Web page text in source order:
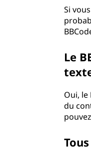
Si
Le
Oui,
du